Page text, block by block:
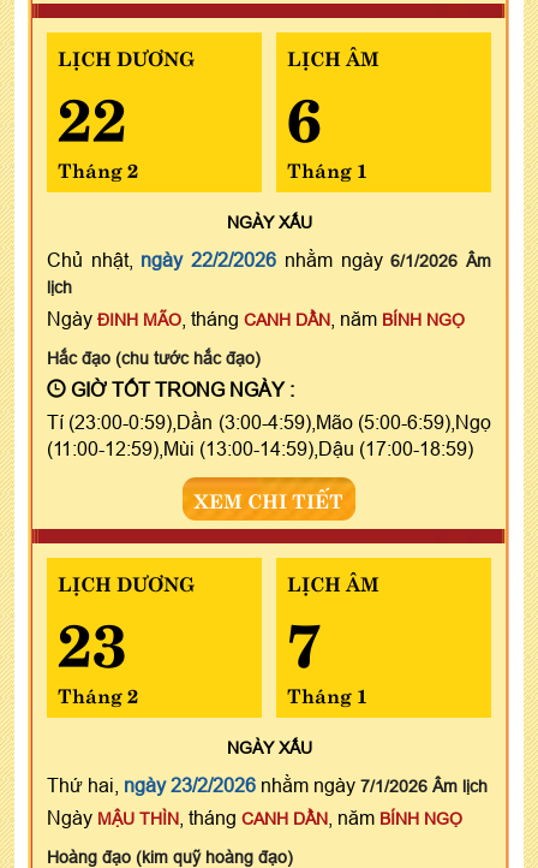
LỊCH DƯƠNG
22
Tháng 2
LỊCH ÂM
6
Tháng 1
NGÀYXẤU
Chủ nhật, ngày 22/2/2026 nhằm ngày6/1/2026 Âm
lịch
Ngày ĐINH MÃO , tháng CANH DẦN , năm BÍNH NGỌ
Hắc đạo (chu tước hắc đạo)
GIỜ TỐT TRONG NGÀY :
Tí (23:00-0:59),Dần (3:00-4:59),Mão (5:00-6:59),Ngọ
(11:00-12:59),Mùi (13:00-14:59),Dậu (17:00-18:59)
XEM CHI TIẾT
LỊCH DƯƠNG
23
Tháng 2
LỊCH ÂM
7
Tháng 1
NGÀYXẤU
Thứ hai, ngày 23/2/2026 nhằm ngày 7/1/2026 Âm lịch
Ngày MẬU THÌN , tháng CANH DẦN , năm BÍNH NGỌ
Hoàng đạo (kim quỹ hoàng đạo)